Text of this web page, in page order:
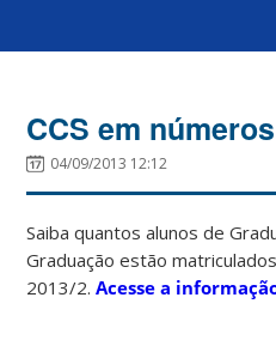
CCS em números
04/09/2013 12:12
Saiba quantos alunos de
Graduação estão
2013/2.Acesse a